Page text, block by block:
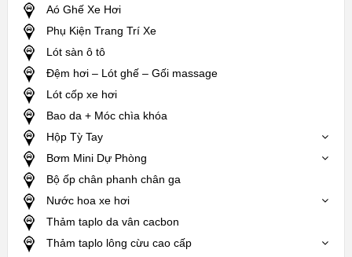
Aó Ghế Xe Hơi
Phụ Kiện Trang Trí Xe
Lót sàn ô tô
Đệm hơi – Lót ghế – Gối massage
Lót cốp xe hơi
Bao da + Móc chìa khóa
Hộp Tỳ Tay
Bơm Mini Dự Phòng
Bộ ốp chân phanh chân ga
Nước hoa xe hơi
Thảm taplo da vân cacbon
Thảm taplo lông cừu cao cấp